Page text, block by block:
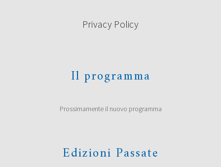
Privacy Policy
Il programma
Prossimamente il nuovo programma
Edizioni Passate